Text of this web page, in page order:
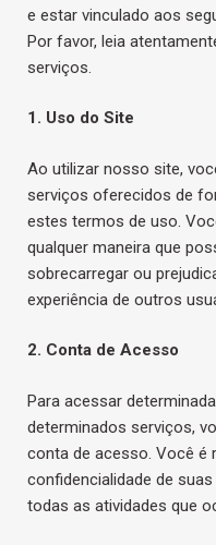
e estar vinculado aos
Por favor, leia
serviços.
1. Uso do Site
Ao utilizar nosso site,
serviços oferecidos de
estes termos de uso.
qualquer maneira que
sobrecarregar ou
experiência de outros
2. Conta de Acesso
Para acessar
determinados serviços,
conta de acesso. Você é
confidencialidade de
todas as atividades que